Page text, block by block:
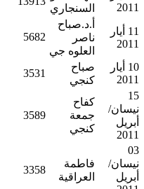
2011
السنجاري
11 أيار
2011
أ.د.صباح
ناصر
العلوه جي
5682
10 أيار
2011
صباح
كنجي
3531
15
نيسان/
أبريل
2011
كفاح
جمعة
كنجي
3589
03
نيسان/
أبريل
فاطمة
العراقية
3358